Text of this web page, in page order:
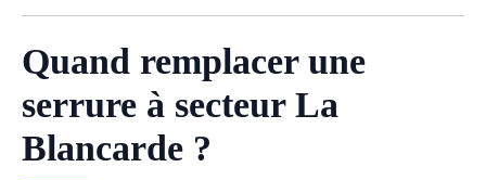
Quand remplacer une
serrure à secteur La
Blancarde ?